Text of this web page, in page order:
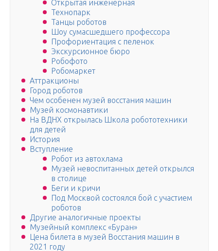
Открытая инженерная
Технопарк
Танцы роботов
Шоу сумасшедшего профессора
Профориентация с пеленок
Экскурсионное бюро
Робофото
Робомаркет
Аттракционы
Город роботов
Чем особенен музей восстания машин
Музей космонавтики
На ВДНХ открылась Школа робототехники
для детей
История
Вступление
Робот из автохлама
Музей невоспитанных детей открылся
в столице
Беги и кричи
Под Москвой состоялся бой с участием
роботов
Другие аналогичные проекты
Музейный комплекс «Буран»
Цена билета в музей Восстания машин в
2021 году